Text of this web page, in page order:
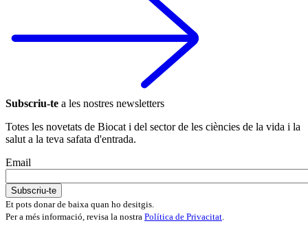
Subscriu-te a les nostres newsletters
Totes les novetats de Biocat i del sector de les ciències de la vida i la
salut a la teva safata d'entrada.
Email
Et pots donar de baixa quan ho desitgis.
Per a més informació, revisa la nostra Política de Privacitat.